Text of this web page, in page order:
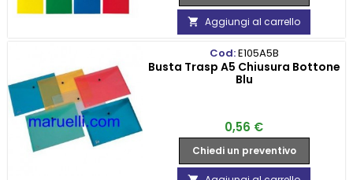
 Aggiungi al carrello
Cod:E105A5B
Busta Trasp A5 Chiusura Bottone
Blu
Prezzo
0,56 €
Chiedi un preventivo